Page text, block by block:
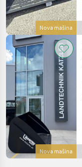
Nova mašina
Nova mašina